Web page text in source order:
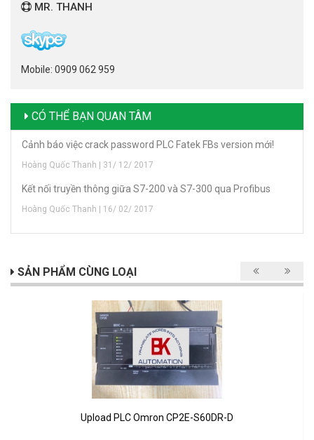
MR. THANH
Mobile: 0909 062 959
CÓ THỂ BẠN QUAN TÂM
Cảnh báo việc crack password PLC Fatek FBs version mới!
Hoàng Quốc Thanh | 31/ 12/ 2017
Kết nối truyền thông giữa S7-200 và S7-300 qua Profibus
Hoàng Quốc Thanh | 16/ 02/ 2017
SẢN PHẨM CÙNG LOẠI
Upload PLC Omron CP2E-S60DR-D